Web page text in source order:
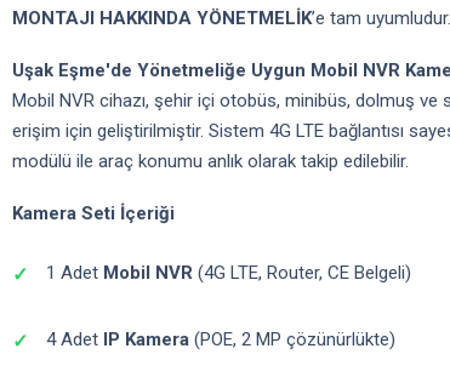
MONTAJI HAKKINDA YÖNETMELİK’e tam uyumludur.
Uşak Eşme'de Yönetmeliğe Uygun Mobil NVR
Mobil NVR cihazı, şehir içi otobüs, minibüs, dolmuş ve
erişim için geliştirilmiştir. Sistem 4G LTE bağlantısı
modülü ile araç konumu anlık olarak takip edilebilir.
Kamera Seti İçeriği
1 Adet Mobil NVR (4G LTE, Router, CE Belgeli)
4 Adet IP Kamera (POE, 2 MP çözünürlükte)